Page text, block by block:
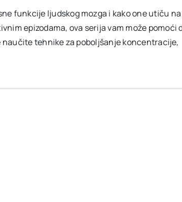
funkcije ljudskog mozga i kako one utiču
epizodama, ova serija vam može pomoći
tehnike za poboljšanje koncentracije,